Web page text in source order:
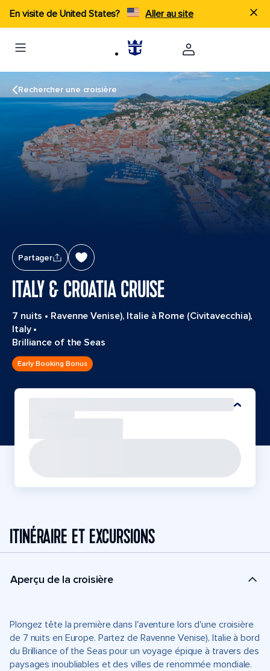
En visite de United States? Aller au site
Rechercher une croisière
Partager
ITALY & CROATIA CRUISE
7 nuits • Ravenne Venise), Italie à Rome (Civitavecchia),
Italy•
Brilliance of the Seas
Early Booking Bonus
ITINÉRAIRE ET EXCURSIONS
Aperçu de la croisière
Plongez tête la première dans l'aventure lors d'une croisière
de 7 nuits en Europe. Partez de Ravenne Venise), Italie à bord
du Brilliance of the Seas pour un voyage épique à travers des
paysages inoubliables et des villes de renommée mondiale.